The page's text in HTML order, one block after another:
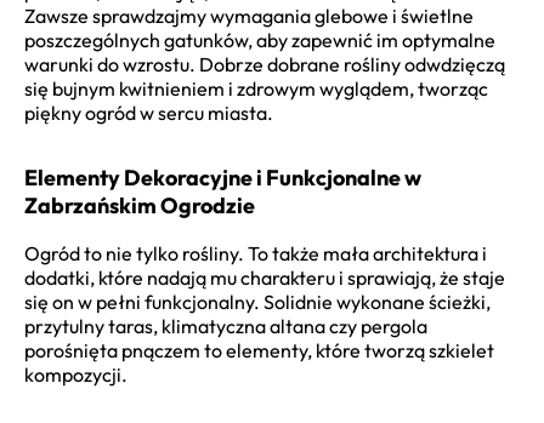
Zawsze sprawdzajmy wymagania glebowe i świetlne
poszczególnych gatunków, aby zapewnić im optymalne
warunki do wzrostu. Dobrze dobrane rośliny odwdzięczą
się bujnym kwitnieniem i zdrowym wyglądem, tworząc
piękny ogród w sercu miasta.
Elementy Dekoracyjne i Funkcjonalne w
Zabrzańskim Ogrodzie
Ogród to nie tylko rośliny. To także mała architektura i
dodatki, które nadają mu charakteru i sprawiają, że staje
się on w pełni funkcjonalny. Solidnie wykonane ścieżki,
przytulny taras, klimatyczna altana czy pergola
porośnięta pnączem to elementy, które tworzą szkielet
kompozycji.